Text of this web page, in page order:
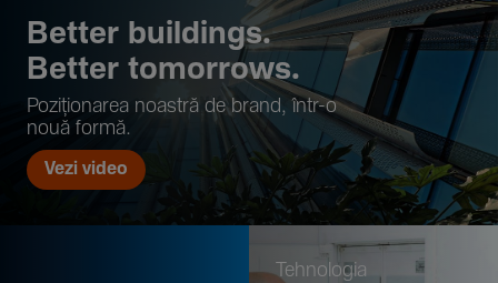
Better buil­dings.
Better tomor­rows.
Pozi­țio­narea noastră de brand, într-o
nouă formă.
Vezi video
Tehno­logia